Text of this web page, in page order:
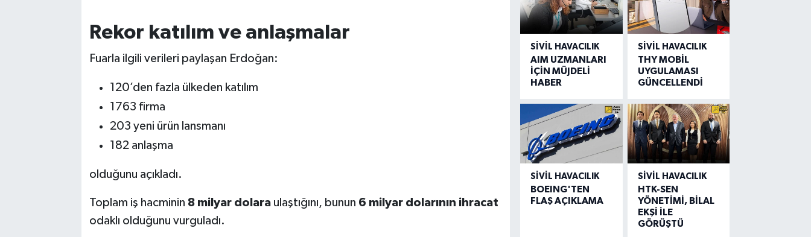
Rekor katılım ve anlaşmalar
Fuarla ilgili verileri paylaşan Erdoğan:
120’den fazla ülkeden katılım
1763 firma
203 yeni ürün lansmanı
182 anlaşma
olduğunu açıkladı.
Toplam iş hacminin 8 milyar dolaraulaştığını, bunun 6 milyar dolarının ihracat
odaklı olduğunu vurguladı.
SIVIL HAVACILIK
AIM UZMANLARI
İÇİN MÜJDELİ
HABER
SIVIL HAVACILIK
THY MOBİL
UYGULAMASI
GÜNCELLENDİ
SIVIL HAVACILIK
BOEING'TEN
FLAŞ AÇIKLAMA
SIVIL HAVACILIK
HTK-SEN
YÖNETİMİ, BİLAL
EKŞİ İLE
GÖRÜŞTÜ